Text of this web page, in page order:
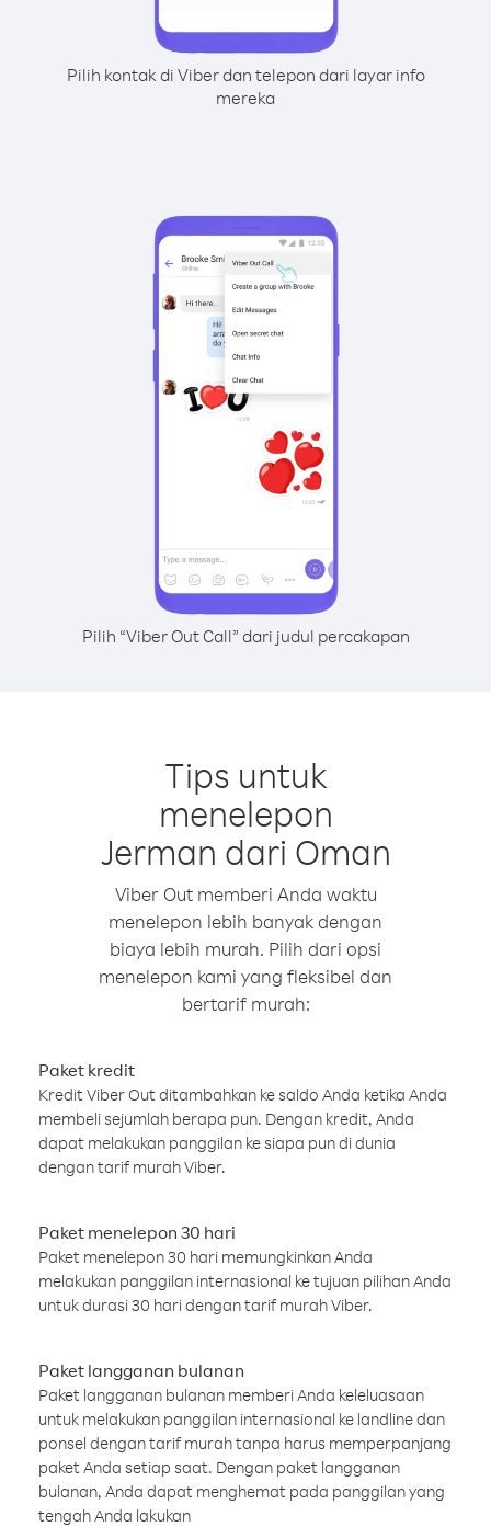
Pilih kontak di Viber dan telepon dari layar info
mereka
Pilih “Viber Out Call” dari judul percakapan
Tips untuk
menelepon
Jerman dari Oman
Viber Out memberi Anda waktu
menelepon lebih banyak dengan
biaya lebih murah. Pilih dari opsi
menelepon kami yang fleksibel dan
bertarif murah:
Paket kredit
Kredit Viber Out ditambahkan ke saldo Anda ketika Anda
membeli sejumlah berapa pun. Dengan kredit, Anda
dapat melakukan panggilan ke siapa pun di dunia
dengan tarif murah Viber.
Paket menelepon 30 hari
Paket menelepon 30 hari memungkinkan Anda
melakukan panggilan internasional ke tujuan pilihan Anda
untuk durasi 30 hari dengan tarif murah Viber.
Paket langganan bulanan
Paket langganan bulanan memberi Anda keleluasaan
untuk melakukan panggilan internasional ke landline dan
ponsel dengan tarif murah tanpa harus memperpanjang
paket Anda setiap saat. Dengan paket langganan
bulanan, Anda dapat menghemat pada panggilan yang
tengah Anda lakukan